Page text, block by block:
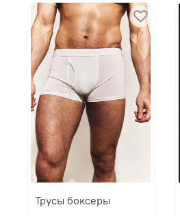
Трусы боксеры